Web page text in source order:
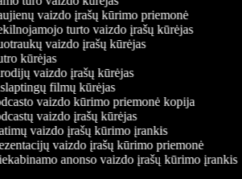
vaizdo įrašų kūrimo priemonė
turto vaizdo įrašų kūrėjas
vaizdo įrašų kūrėjas
kūrėjas
vaizdo įrašų kūrėjas
filmų kūrėjas
vaizdo kūrimo priemonė kopija
vaizdo įrašų kūrėjas
vaizdo įrašų kūrimo įrankis
vaizdo įrašų kūrimo priemonė
anonso vaizdo įrašų kūrimo įrankis